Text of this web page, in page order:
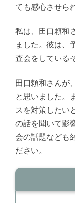
ても感心させら
私は、田口頼和
ました。彼は、
査会をしている
田口頼和さんが
と思いました。
スを対策したい
の話を聞いて影
会の話題なども
ださい。